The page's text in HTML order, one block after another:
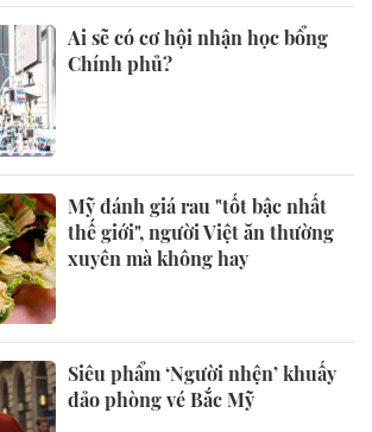
Ai sẽ có cơ hội nhận học bổng
Chính phủ?
Mỹ đánh giá rau "tốt bậc nhất
thế giới", người Việt ăn thường
xuyên mà không hay
Siêu phẩm ‘Người nhện’ khuấy
đảo phòng vé Bắc Mỹ